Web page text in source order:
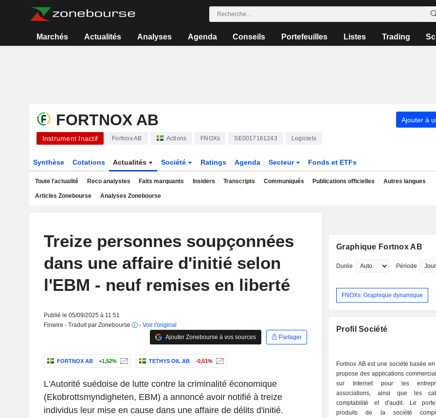
Marchés Actualités Analyses Agenda Conseils Portefeuilles Listes Trading
FORTNOX AB Ajouter à
Instrument Inactif Fortnox AB Actions FNOXs SE0017161243 Logiciels
Synthèse Cotations Actualités Société Ratings Agenda Secteur Fonds et ETFs
Toute l'actualité Reco analystes Faits marquants Insiders Transcripts Communiqués Publications officielles Autres langues
Articles Zonebourse Analyses Zonebourse
Treize personnes soupçonnées
dans une affaire d'initié selon
l'EBM - neuf remises en liberté
Publié le 05/09/2025 à 11:51
Finwire - Traduit par Zonebourse
- Voir l'original
Ajouter Zonebourse à vos sources
Partager
FORTNOX AB +1,52% TETHYS OIL AB -0,51%
L'Autorité suédoise de lutte contre la criminalité économique
(Ekobrottsmyndigheten, EBM) a annoncé avoir notifié à treize
individus leur mise en cause dans une affaire de délits d'initié.
Graphique Fortnox AB
Durée Période
FNOXs: Graphique dynamique
Profil Société
Fortnox AB est une société basée
propose des applications
sur Internet pour les
associations, ainsi que les
comptabilité et d'audit. Le
produits de la société